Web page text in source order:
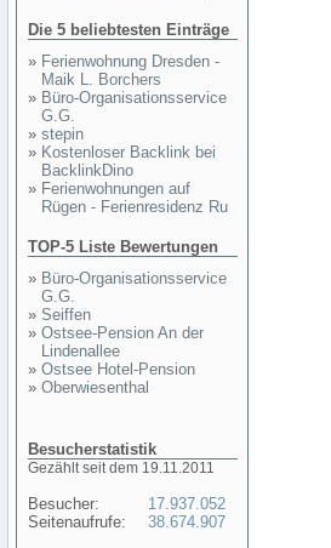
Die 5 beliebtesten Einträge
» Ferienwohnung Dresden -
Maik L. Borchers
» Büro-Organisationsservice
G.G.
» stepin
» Kostenloser Backlink bei
BacklinkDino
» Ferienwohnungen auf
Rügen - Ferienresidenz Ru
TOP-5 Liste Bewertungen
» Büro-Organisationsservice
G.G.
» Seiffen
» Ostsee-Pension An der
Lindenallee
» Ostsee Hotel-Pension
» Oberwiesenthal
Besucherstatistik
Gezählt seit dem 19.11.2011
Besucher:
Seitenaufrufe:
17.937.052
38.674.907